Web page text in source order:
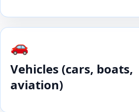
🚗
Vehicles (cars, boats,
aviation)